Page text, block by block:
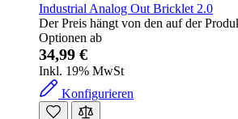
Industrial Analog Out Bricklet 2.0
Der Preis hängt von den auf der
Optionen ab
34,99 €
Inkl. 19% MwSt
Konfigurieren